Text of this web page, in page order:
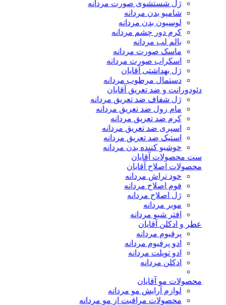
ژل شستشوی صورت مردانه
شامپو بدن مردانه
لوسیون بدن مردانه
کرم دور چشم مردانه
بالم لب مردانه
ماسک صورت مردانه
اسکراب صورت مردانه
ژل بهداشتی آقایان
دستمال مرطوب مردانه
دئودورانت و ضد تعریق آقایان
ژل شفاف ضد تعریق مردانه
مام رول ضد تعریق مردانه
کرم ضد تعریق مردانه
اسپری ضد تعریق مردانه
استیک ضد تعریق مردانه
خوشبو کننده بدن مردانه
ست محصولات آقایان
محصولات اصلاح آقایان
خود تراش مردانه
فوم اصلاح مردانه
ژل اصلاح مردانه
موبر مردانه
افتر شیو مردانه
عطر و ادکلن آقایان
پرفیوم مردانه
ادو پرفیوم مردانه
ادو تویلت مردانه
ادکلن مردانه
محصولات مو آقایان
لوازم آرایش مو مردانه
محصولات مراقبت از مو مردانه